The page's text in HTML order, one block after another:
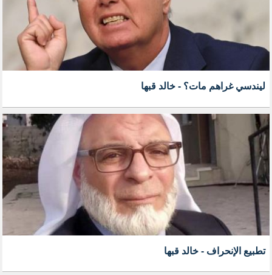
ليندسي غراهم مات؟ - خالد قبها
تطبيع الإنحراف - خالد قبها